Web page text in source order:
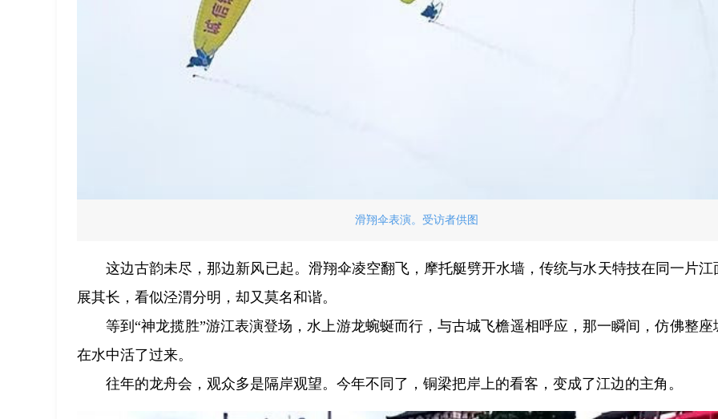
滑翔伞表演。受访者供图
这边古韵未尽，那边新风已起。滑翔伞凌空翻飞，摩托艇劈开水墙，传统与水天特技在同一片江
展其长，看似泾渭分明，却又莫名和谐。
等到“神龙揽胜”游江表演登场，水上游龙蜿蜒而行，与古城飞檐遥相呼应，那一瞬间，仿佛整座
在水中活了过来。
往年的龙舟会，观众多是隔岸观望。今年不同了，铜梁把岸上的看客，变成了江边的主角。